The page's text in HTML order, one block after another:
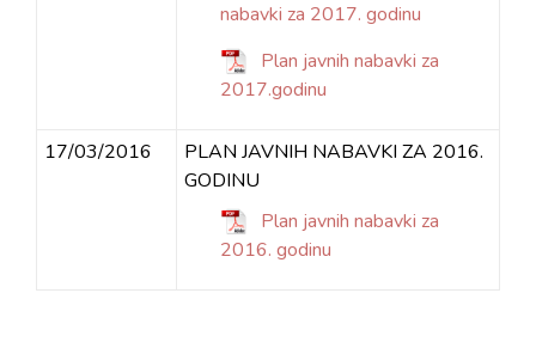
nabavki za 2017. godinu
Plan javnih nabavki za
2017.godinu
17/03/2016
PLAN JAVNIH NABAVKI ZA 2016.
GODINU
Plan javnih nabavki za
2016. godinu